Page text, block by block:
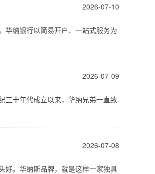
2026-07-10
华纳银行以简易开户、一站式服务为
2026-07-09
三十年代成立以来，华纳兄弟一直致
2026-07-08
好。华纳斯品牌，就是这样一家独具